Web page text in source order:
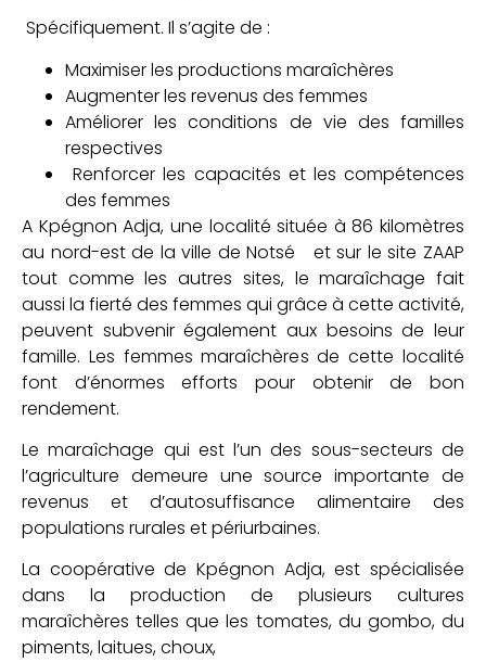
Spécifiquement. Il s’agite de :
Maximiser les productions maraîchères
Augmenter les revenus des femmes
Améliorer les conditions de vie des familles
respectives
Renforcer les capacités et les compétences
des femmes
A Kpégnon Adja, une localité située à 86 kilomètres
au nord-est de la ville de Notsé et sur le site ZAAP
tout comme les autres sites, le maraîchage fait
aussi la fierté des femmes qui grâce à cette activité,
peuvent subvenir également aux besoins de leur
famille. Les femmes maraîchères de cette localité
font d’énormes efforts pour obtenir de bon
rendement.
Le maraîchage qui est l’un des sous-secteurs de
l’agriculture demeure une source importante de
revenus et d’autosuffisance alimentaire des
populations rurales et périurbaines.
La coopérative de Kpégnon Adja, est spécialisée
dans la production de plusieurs cultures
maraîchères telles que les tomates, du gombo, du
piments, laitues, choux,